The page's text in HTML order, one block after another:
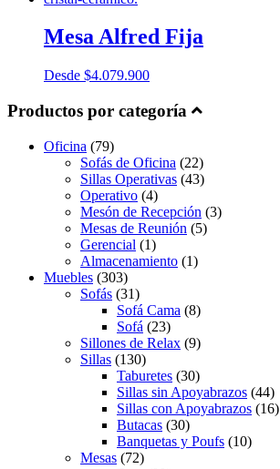
Mesa Alfred Fija
Desde $4.079.900
Productos por categoría
Oficina (79)
Sofás de Oficina (22)
Sillas Operativas (43)
Operativo (4)
Mesón de Recepción (3)
Mesas de Reunión (5)
Gerencial (1)
Almacenamiento (1)
Muebles (303)
Sofás (31)
Sofá Cama (8)
Sofá (23)
Sillones de Relax (9)
Sillas (130)
Taburetes (30)
Sillas sin Apoyabrazos (44)
Sillas con Apoyabrazos (16)
Butacas (30)
Banquetas y Poufs (10)
Mesas (72)